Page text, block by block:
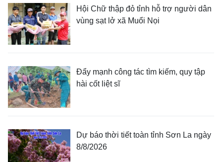
Hội Chữ thập đỏ tỉnh hỗ trợ người dân
vùng sạt lở xã Muổi Nọi
Đẩy mạnh công tác tìm kiếm, quy tập
hài cốt liệt sĩ
Dự báo thời tiết toàn tỉnh Sơn La ngày
8/8/2026